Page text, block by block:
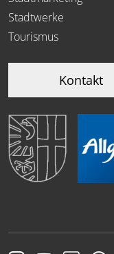
Stadtwerke
Tourismus
Kontakt